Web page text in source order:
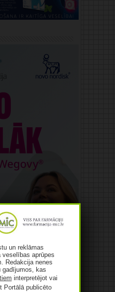
un reklāmas
veselības aprūpes
Redakcija nenes
gadījumos, kas
interpretējot vai
Portālā publicēto